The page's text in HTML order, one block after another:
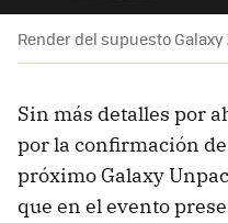
Render del supuesto Galaxy
Sin más detalles por
por la confirmación
próximo Galaxy
que en el evento